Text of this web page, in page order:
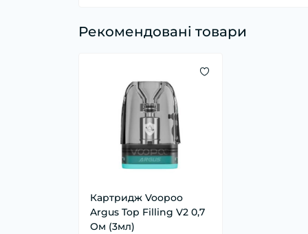
Рекомендовані товари
Картридж Voopoo
Argus Top Filling V2 0,7
Ом (3мл)